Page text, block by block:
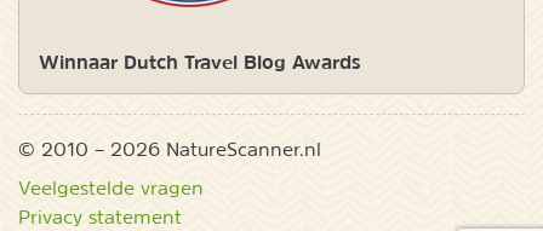
Winnaar Dutch Travel Blog Awards
© 2010 – 2026 NatureScanner.nl
Veelgestelde vragen
Privacy statement